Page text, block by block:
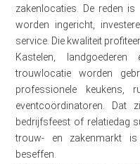
zakenlocaties. De reden
worden ingericht,
service. Die kwaliteit
Kastelen,
trouwlocatie worden
professionele keukens,
eventcoördinatoren. Dat
bedrijfsfeest of relatiedag
trouw- en zakenmarkt
beseffen.